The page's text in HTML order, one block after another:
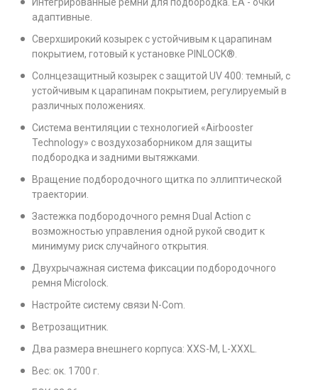
адаптивные.
Сверхширокий козырек с устойчивым к царапинам
покрытием, готовый к установке PINLOCK®.
Солнцезащитный козырек с защитой UV 400: темный, с
устойчивым к царапинам покрытием, регулируемый в
различных положениях.
Система вентиляции с технологией «Airbooster
Technology» с воздухозаборником для защиты
подбородка и задними вытяжками.
Вращение подбородочного щитка по эллиптической
траектории.
Застежка подбородочного ремня Dual Action с
возможностью управления одной рукой сводит к
минимуму риск случайного открытия.
Двухрычажная система фиксации подбородочного
ремня Microlock.
Настройте систему связи N-Com.
Ветрозащитник.
Два размера внешнего корпуса: XXS-M, L-XXXL.
Вес: ок. 1700 г.